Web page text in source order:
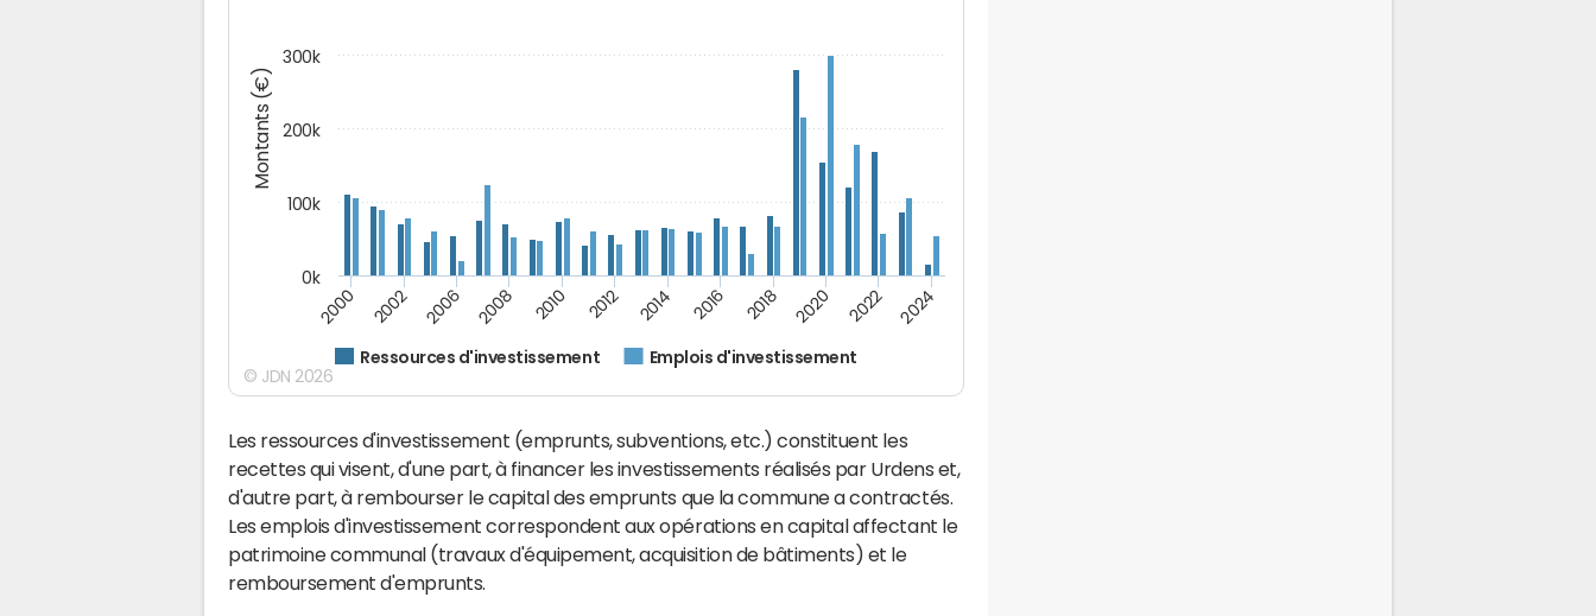
Montants (€)
Ressources d'investissement Emplois d'investissement
2000 2002 2006 2008 2010 2012 2014 2016 2018 2020 2022 2024
0k
100k
200k
300k
© JDN 2026
Les ressources d'investissement (emprunts, subventions, etc.) constituent les
recettes qui visent, d'une part, à financer les investissements réalisés par Urdens et,
d'autre part, à rembourser le capital des emprunts que la commune a contractés.
Les emplois d'investissement correspondent aux opérations en capital affectant le
patrimoine communal (travaux d'équipement, acquisition de bâtiments) et le
remboursement d'emprunts.